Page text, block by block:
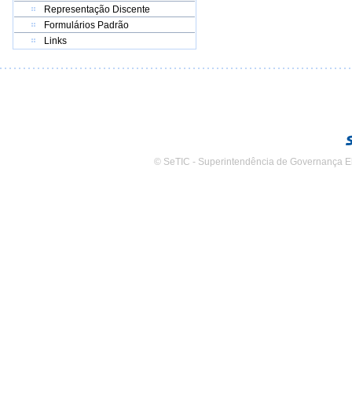
Representação Discente
Formulários Padrão
Links
© SeTIC - Superintendência de Governança